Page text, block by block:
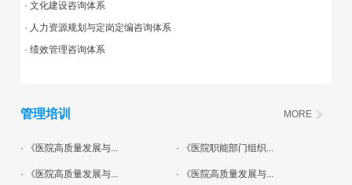
· 文化建设咨询体系
· 人力资源规划与定岗定编咨询体系
· 绩效管理咨询体系
管理培训 MORE
· 《医院高质量发展与... · 《医院职能部门组织...
· 《医院高质量发展与... · 《医院高质量发展与...